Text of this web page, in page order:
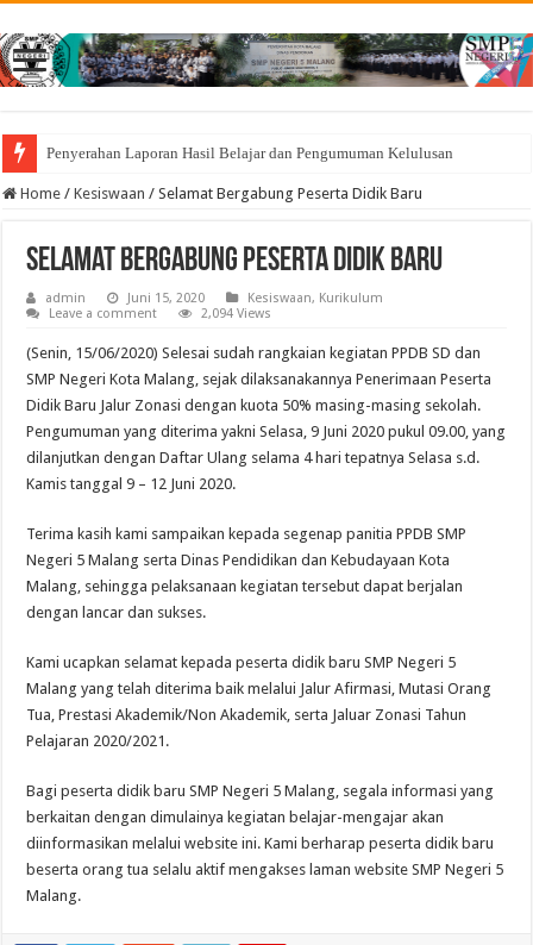
Penyerahan Laporan Hasil Belajar dan Pengumuman Kelulusan
Home / Kesiswaan / Selamat Bergabung Peserta Didik Baru
Selamat Bergabung Peserta Didik Baru
admin Juni 15, 2020 Kesiswaan, Kurikulum
Leave a comment
2,094 Views
(Senin, 15/06/2020) Selesai sudah rangkaian kegiatan PPDB SD dan
SMP Negeri Kota Malang, sejak dilaksanakannya Penerimaan Peserta
Didik Baru Jalur Zonasi dengan kuota 50% masing-masing sekolah.
Pengumuman yang diterima yakni Selasa, 9 Juni 2020 pukul 09.00, yang
dilanjutkan dengan Daftar Ulang selama 4 hari tepatnya Selasa s.d.
Kamis tanggal 9 – 12 Juni 2020.
Terima kasih kami sampaikan kepada segenap panitia PPDB SMP
Negeri 5 Malang serta Dinas Pendidikan dan Kebudayaan Kota
Malang, sehingga pelaksanaan kegiatan tersebut dapat berjalan
dengan lancar dan sukses.
Kami ucapkan selamat kepada peserta didik baru SMP Negeri 5
Malang yang telah diterima baik melalui Jalur Afirmasi, Mutasi Orang
Tua, Prestasi Akademik/Non Akademik, serta Jaluar Zonasi Tahun
Pelajaran 2020/2021.
Bagi peserta didik baru SMP Negeri 5 Malang, segala informasi yang
berkaitan dengan dimulainya kegiatan belajar-mengajar akan
diinformasikan melalui website ini. Kami berharap peserta didik baru
beserta orang tua selalu aktif mengakses laman website SMP Negeri 5
Malang.